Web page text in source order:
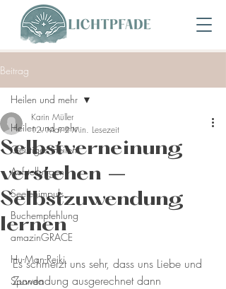
Beitrag
Heilen und mehr
Geistiges Heilen
Aufstellungen
Seelenimpuls
Buchempfehlung
amazinGRACE
Hu-Man-Reiki
Spanda
Heilen und mehr
Selbstverneinung
verstehen –
Selbstzuwendung
lernen
Karin Müller
12. Mai 2 Min. Lesezeit
Es schmerzt uns sehr, dass uns Liebe und
Zuwendung ausgerechnet dann